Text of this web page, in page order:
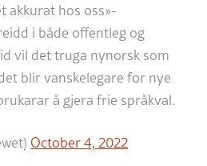
akkurat hos oss»-
i både offentleg og
vil det truga nynorsk som
blir vanskelegare for nye
å gjera frie språkval.
October 4, 2022